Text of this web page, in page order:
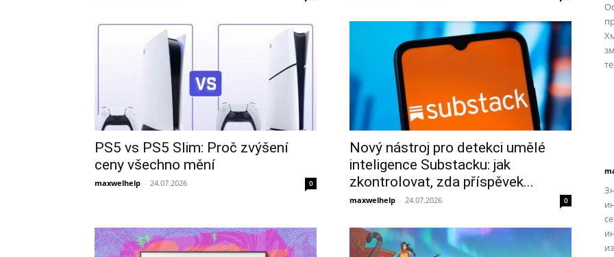
PS5 vs PS5 Slim: Proč zvýšení
ceny všechno mění
maxwelhelp - 24.07.2026 0
Nový nástroj pro detekci umělé
inteligence Substacku: jak
zkontrolovat, zda příspěvek...
maxwelhelp - 24.07.2026 0